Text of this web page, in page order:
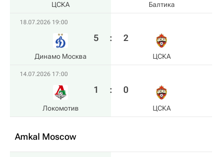
ЦСКА Балтика
18.07.2026 19:00
Динамо Москва
5 : 2
ЦСКА
14.07.2026 17:00
Локомотив
1 : 0
ЦСКА
Amkal Moscow